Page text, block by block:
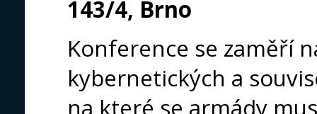
143/4, Brno
Konference se zaměří
kybernetických a
na které se armády